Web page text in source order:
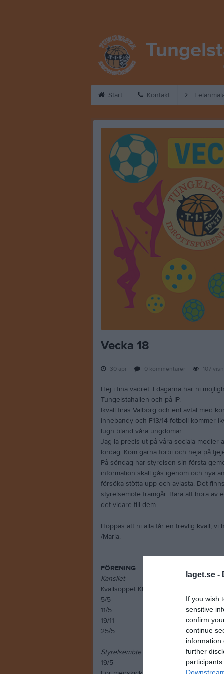
laget.se -
If you wish
sensitive
confirm
continue
information
further
Start Kontakt
Vecka 18
30 apr 0 kommentarer 107
Hej i fina vädret. I dagarna har ni
Tungelstahallen och på IP.
Ikväll firas Valborg och enl avtal med
innebandy och F13/14 fotboll kommer
lugn bland våra ungdomar.
Jag la precis ut på våra sociala medier
lördag. Kom gärna förbi och heja på
På söndag har styrelsen sin första
information skall gås igenom och nya
försöka stötta upp och avlasta. Det
styrelsemöte framgår. Bara att höra av
det vidare till dem.
Hoppas att ni alla får en trevlig kväll, vi
/Maria.
FÖRENING
Kansliet
Kvällsöppet Klubbis Tungelsta IP 16.00-
5/5
11/5
19/11
25/5
Styrelsemöte
19/5